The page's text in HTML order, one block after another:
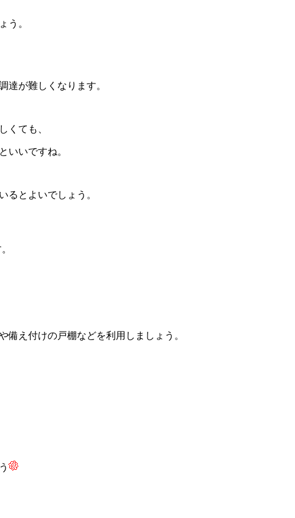
う。
達が難しくなります。
くても、
いいですね。
るとよいでしょう。
え付けの戸棚などを利用しましょう。